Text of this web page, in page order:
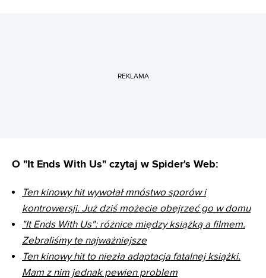
REKLAMA
O "It Ends With Us" czytaj w Spider's Web:
Ten kinowy hit wywołał mnóstwo sporów i
kontrowersji. Już dziś możecie obejrzeć go w domu
"It Ends With Us": różnice między książką a filmem.
Zebraliśmy te najważniejsze
Ten kinowy hit to niezła adaptacja fatalnej książki.
Mam z nim jednak pewien problem